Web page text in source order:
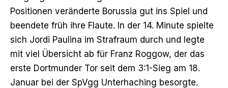
Positionen veränderte Borussia gut ins Spiel und
beendete früh ihre Flaute. In der 14. Minute spielte
sich Jordi Paulina im Strafraum durch und legte
mit viel Übersicht ab für Franz Roggow, der das
erste Dortmunder Tor seit dem 3:1-Sieg am 18.
Januar bei der SpVgg Unterhaching besorgte.